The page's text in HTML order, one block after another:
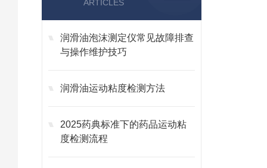
ARTICLES
润滑油泡沫测定仪常见故障排查
与操作维护技巧
润滑油运动粘度检测方法
2025药典标准下的药品运动粘
度检测流程